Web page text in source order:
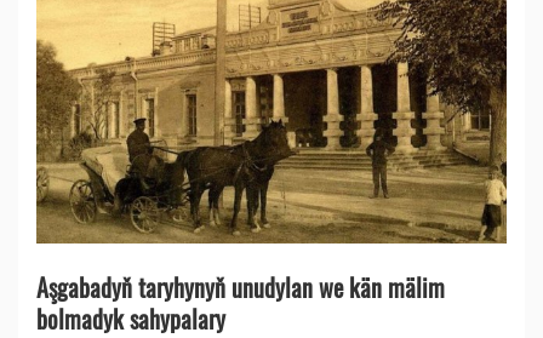
Aşgabadyň taryhynyň unudylan we kän mälim
bolmadyk sahypalary